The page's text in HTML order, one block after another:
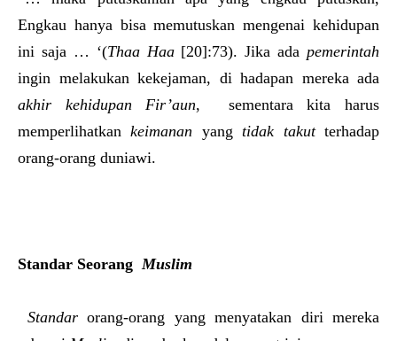
Engkau hanya bisa memutuskan mengenai kehidupan
ini saja … ‘(Thaa Haa[20]:73). Jika ada pemerintah
ingin melakukan kekejaman, di hadapan mereka ada
akhir kehidupan Fir’aun, sementara kita harus
memperlihatkankeimanan yangtidak takutterhadap
orang-orang duniawi.
Standar SeorangMuslim
Standarorang-orang yang menyatakan diri mereka